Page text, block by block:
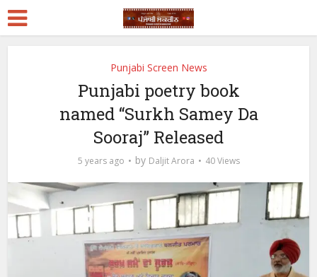
Punjabi Screen News
Punjabi poetry book
named “Surkh Samey Da
Sooraj” Released
5 years ago by Daljit Arora 40 Views